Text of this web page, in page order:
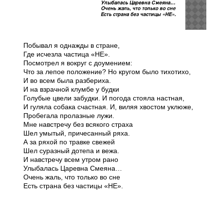
Побывал я однажды в стране,
Где исчезла частица «НЕ».
Посмотрел я вокруг с доумением:
Что за лепое положение? Но кругом было тихо­тихо,
И во всем была разбериха.
И на взрачной клумбе у будки
Голубые цвели забудки. И погода стояла настная,
И гуляла собака счастная. И, виляя хвостом уклюже,
Пробегала пролазные лужи.
Мне навстречу без всякого страха
Шел умытый, причесанный ряха.
А за ряхой по травке свежей
Шел суразный дотепа и вежа.
И навстречу всем утром рано
Улыбалась Царевна Смеяна…
Очень жаль, что только во сне
Есть страна без частицы «НЕ».